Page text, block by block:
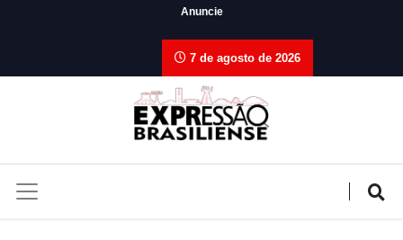
Anuncie
7 de agosto de 2026